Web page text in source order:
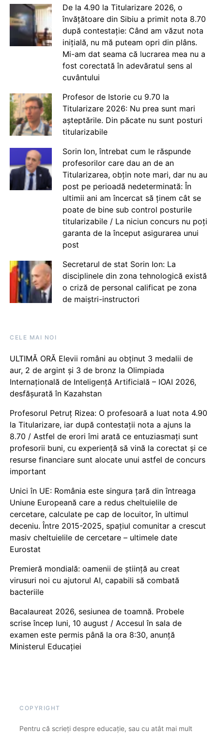
De la 4.90 la Titularizare 2026, o
învățătoare din Sibiu a primit nota 8.70
după contestație: Când am văzut nota
inițială, nu mă puteam opri din plâns.
Mi-am dat seama că lucrarea mea nu a
fost corectată în adevăratul sens al
cuvântului
Profesor de Istorie cu 9.70 la
Titularizare 2026: Nu prea sunt mari
așteptările. Din păcate nu sunt posturi
titularizabile
Sorin Ion, întrebat cum le răspunde
profesorilor care dau an de an
Titularizarea, obțin note mari, dar nu au
post pe perioadă nedeterminată: În
ultimii ani am încercat să ținem cât se
poate de bine sub control posturile
titularizabile / La niciun concurs nu poți
garanta de la început asigurarea unui
post
Secretarul de stat Sorin Ion: La
disciplinele din zona tehnologică există
o criză de personal calificat pe zona
de maiștri-instructori
CELE MAI NOI
ULTIMĂ ORĂ Elevii români au obținut 3 medalii de
aur, 2 de argint și 3 de bronz la Olimpiada
Internațională de Inteligență Artificială – IOAI 2026,
desfășurată în Kazahstan
Profesorul Petruț Rizea: O profesoară a luat nota 4.90
la Titularizare, iar după contestații nota a ajuns la
8.70 / Astfel de erori îmi arată ce entuziasmați sunt
profesorii buni, cu experiență să vină la corectat și ce
resurse financiare sunt alocate unui astfel de concurs
important
Unici în UE: România este singura țară din întreaga
Uniune Europeană care a redus cheltuielile de
cercetare, calculate pe cap de locuitor, în ultimul
deceniu. Între 2015-2025, spațiul comunitar a crescut
masiv cheltuielile de cercetare – ultimele date
Eurostat
Premieră mondială: oamenii de știință au creat
virusuri noi cu ajutorul AI, capabili să combată
bacteriile
Bacalaureat 2026, sesiunea de toamnă. Probele
scrise încep luni, 10 august / Accesul în sala de
examen este permis până la ora 8:30, anunță
Ministerul Educației
COPYRIGHT
Pentru că scrieți despre educație, sau cu atât mai mult